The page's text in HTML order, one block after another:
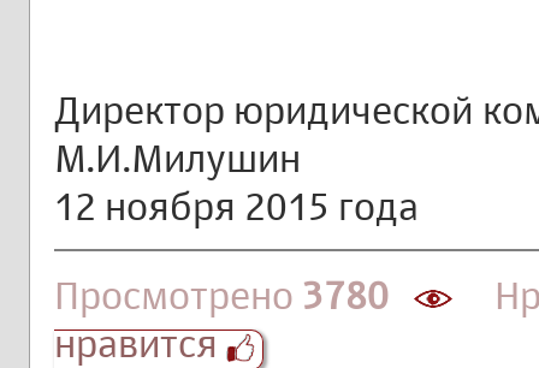
Директор юридической
М.И.Милушин
12 ноября 2015 года
Просмотрено 3780
нравится